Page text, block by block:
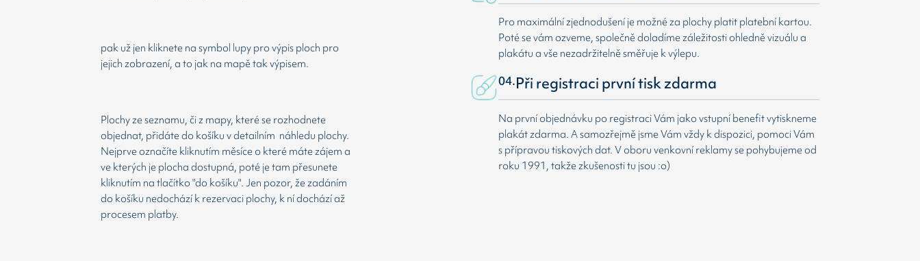
pak už jen kliknete na symbol lupy pro výpis ploch pro
jejich zobrazení, a to jak na mapě tak výpisem.
Plochy ze seznamu, či z mapy, které se rozhodnete
objednat, přidáte do košíku v detailním náhledu plochy.
Nejprve označíte kliknutím měsíce o které máte zájem a
ve kterých je plocha dostupná, poté je tam přesunete
kliknutím na tlačítko "do košíku". Jen pozor, že zadáním
do košíku nedochází k rezervaci plochy, k ní dochází až
procesem platby.
Pro maximální zjednodušení je možné za plochy platit platební kartou.
Poté se vám ozveme, společně doladíme záležitosti ohledně vizuálu a
plakátu a vše nezadržitelně směřuje k výlepu.
04.Při registraci první tisk zdarma
Na první objednávku po registraci Vám jako vstupní benefit vytiskneme
plakát zdarma. A samozřejmě jsme Vám vždy k dispozici, pomoci Vám
s přípravou tiskových dat. V oboru venkovní reklamy se pohybujeme od
roku 1991, takže zkušenosti tu jsou :o)